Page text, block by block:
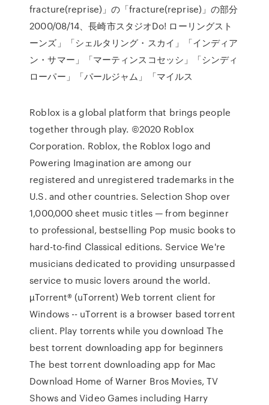
fracture(reprise)」の「fracture(reprise)」の部分
2000/08/14、長崎市スタジオDo! ローリングスト
ーンズ」「シェルタリング・スカイ」「インディア
ン・サマー」「マーティンスコセッシ」「シンディ
ローパー」「パールジャム」「マイルス
Roblox is a global platform that brings people
together through play. ©2020 Roblox
Corporation. Roblox, the Roblox logo and
Powering Imagination are among our
registered and unregistered trademarks in the
U.S. and other countries. Selection Shop over
1,000,000 sheet music titles — from beginner
to professional, bestselling Pop music books to
hard-to-find Classical editions. Service We're
musicians dedicated to providing unsurpassed
service to music lovers around the world.
µTorrent® (uTorrent) Web torrent client for
Windows -- uTorrent is a browser based torrent
client. Play torrents while you download The
best torrent downloading app for beginners
The best torrent downloading app for Mac
Download Home of Warner Bros Movies, TV
Shows and Video Games including Harry